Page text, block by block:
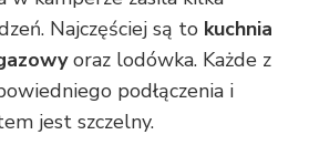
Najczęściej są to kuchnia
oraz lodówka. Każde z
podłączenia i
jest szczelny.